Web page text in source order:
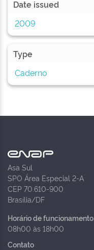
Date issued
2009
Type
Caderno
Asa Sul
SPO Área Especial 2-A
CEP 70.610-900
Brasília/DF
Horário de funcionamento
08h00 às 18h00
Contato